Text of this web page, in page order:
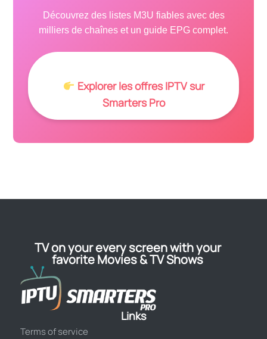
Découvrez des listes M3U fiables avec des
milliers de chaînes et un guide EPG complet.
Explorer les offres IPTV sur
Smarters Pro
TV on your every screen with your
favorite Movies & TV Shows
Links
Terms of service